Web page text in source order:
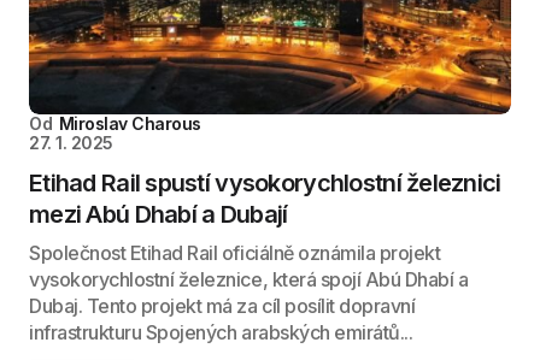
Od Miroslav Charous
27. 1. 2025
Etihad Rail spustí vysokorychlostní železnici
mezi Abú Dhabí a Dubají
Společnost Etihad Rail oficiálně oznámila projekt
vysokorychlostní železnice, která spojí Abú Dhabí a
Dubaj. Tento projekt má za cíl posílit dopravní
infrastrukturu Spojených arabských emirátů...